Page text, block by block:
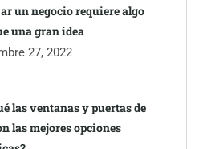
un negocio requiere algo
una gran idea
27, 2022
las ventanas y puertas de
las mejores opciones